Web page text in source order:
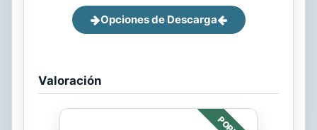
Opciones de Descarga
Valoración